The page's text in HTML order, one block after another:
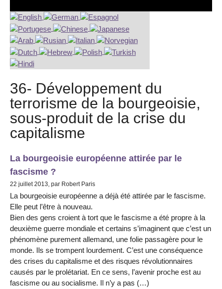
36- Développement du
terrorisme de la bourgeoisie,
sous-produit de la crise du
capitalisme
La bourgeoisie européenne attirée par le
fascisme ?
22 juillet 2013, par Robert Paris
La bourgeoisie européenne a déjà été attirée par le fascisme.
Elle peut l’être à nouveau.
Bien des gens croient à tort que le fascisme a été propre à la
deuxième guerre mondiale et certains s’imaginent que c’est un
phénomène purement allemand, une folie passagère pour le
monde. Ils se trompent lourdement. C’est une conséquence
des crises du capitalisme et des risques révolutionnaires
causés par le prolétariat. En ce sens, l’avenir proche est au
fascisme ou au socialisme. Il n’y a pas (…)